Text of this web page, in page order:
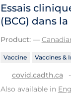
Essais
(BCG) dans
Product:—
Vaccine Vaccines &
covid.cadth.ca
Also available in